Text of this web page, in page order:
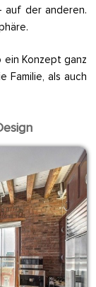
auf der anderen.
ein Konzept ganz
Familie, als auch